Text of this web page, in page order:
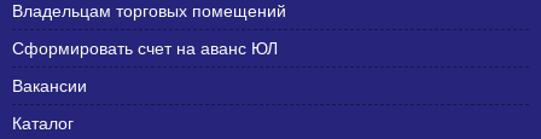
Владельцам торговых помещений
Сформировать счет на аванс ЮЛ
Вакансии
Каталог